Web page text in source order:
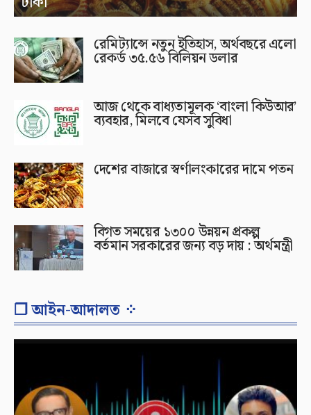
রেমিট্যান্সে নতুন ইতিহাস, অর্থবছরে এলো
রেকর্ড ৩৫.৫৬ বিলিয়ন ডলার
আজ থেকে বাধ্যতামূলক ‘বাংলা কিউআর’
ব্যবহার, মিলবে যেসব সুবিধা
দেশের বাজারে স্বর্ণালংকারের দামে পতন
বিগত সময়ের ১৩০০ উন্নয়ন প্রকল্প
বর্তমান সরকারের জন্য বড় দায় : অর্থমন্ত্রী
❐ আইন-আদালত ⁘